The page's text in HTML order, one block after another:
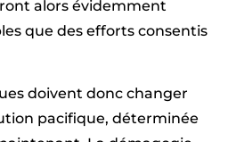
alors évidemment
que des efforts consentis
doivent donc changer
pacifique, déterminée